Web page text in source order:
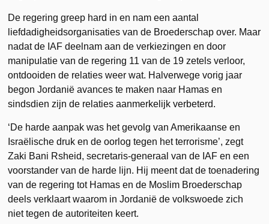
De regering greep hard in en nam een aantal
liefdadigheidsorganisaties van de Broederschap over. Maar
nadat de IAF deelnam aan de verkiezingen en door
manipulatie van de regering 11 van de 19 zetels verloor,
ontdooiden de relaties weer wat. Halverwege vorig jaar
begon Jordanië avances te maken naar Hamas en
sindsdien zijn de relaties aanmerkelijk verbeterd.
‘De harde aanpak was het gevolg van Amerikaanse en
Israëlische druk en de oorlog tegen het terrorisme’, zegt
Zaki Bani Rsheid, secretaris-generaal van de IAF en een
voorstander van de harde lijn. Hij meent dat de toenadering
van de regering tot Hamas en de Moslim Broederschap
deels verklaart waarom in Jordanië de volkswoede zich
niet tegen de autoriteiten keert.